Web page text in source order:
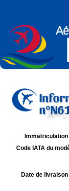
Code IATA du
Date de